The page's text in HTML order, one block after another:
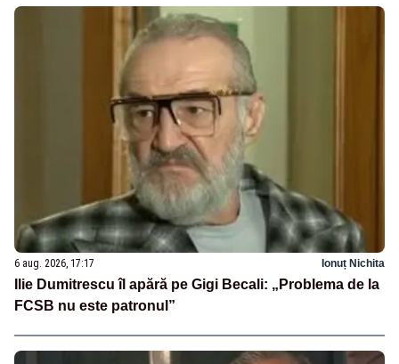
6 aug. 2026, 17:17 Ionuț Nichita
Ilie Dumitrescu îl apără pe Gigi Becali: „Problema de la
FCSB nu este patronul”